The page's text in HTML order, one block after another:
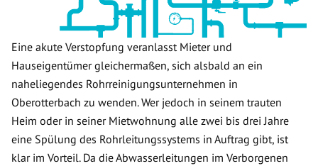
Eine akute Verstopfung veranlasst Mieter und
Hauseigentümer gleichermaßen, sich alsbald an ein
naheliegendes Rohrreinigungsunternehmen in
Oberotterbach zu wenden. Wer jedoch in seinem trauten
Heim oder in seiner Mietwohnung alle zwei bis drei Jahre
eine Spülung des Rohrleitungssystems in Auftrag gibt, ist
klar im Vorteil. Da die Abwasserleitungen im Verborgenen